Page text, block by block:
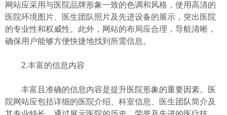
网站应采用与医院品牌形象一致的色调和风格，使用高清的
医院环境图片、医生团队照片及先进设备的展示，突出医院
的专业性和权威性。此外，网站的布局应合理，导航清晰，
确保用户能够方便快捷地找到所需信息。
2.丰富的信息内容
丰富且准确的信息内容是提升医院形象的重要因素。医
院网站应包括详细的医院介绍、科室信息、医生团队简介及